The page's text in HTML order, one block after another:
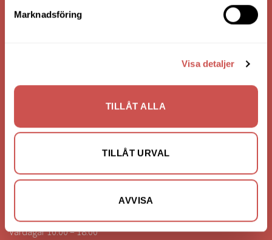
Marknadsföring
Visa detaljer
TILLÅT ALLA
TILLÅT URVAL
AVVISA
Bankgiro: 275-4836
info@nilssonsilammhult.se
Kundtjänst
Vardagar 10.00 – 18.00